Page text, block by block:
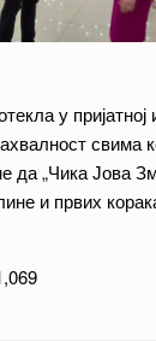
у пријатној
свима
да „Чика Јова
и првих